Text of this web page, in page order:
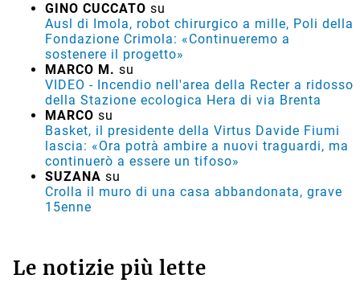
GINO CUCCATO su
Ausl di Imola, robot chirurgico a mille, Poli della
Fondazione Crimola: «Continueremo a
sostenere il progetto»
MARCO M. su
VIDEO - Incendio nell'area della Recter a ridosso
della Stazione ecologica Hera di via Brenta
MARCO su
Basket, il presidente della Virtus Davide Fiumi
lascia: «Ora potrà ambire a nuovi traguardi, ma
continuerò a essere un tifoso»
SUZANA su
Crolla il muro di una casa abbandonata, grave
15enne
Le notizie più lette